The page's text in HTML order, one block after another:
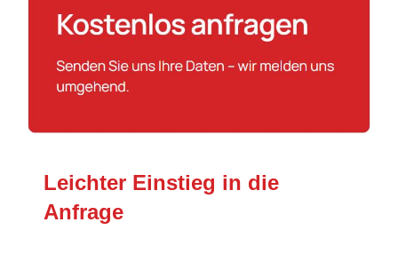
Leichter Einstieg in die
Anfrage